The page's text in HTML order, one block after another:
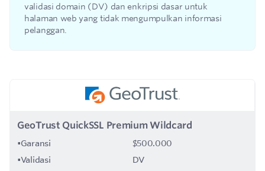
validasi domain (DV) dan enkripsi dasar untuk
halaman web yang tidak mengumpulkan informasi
pelanggan.
GeoTrust QuickSSL Premium Wildcard
•Garansi
$500.000
•Validasi
DV